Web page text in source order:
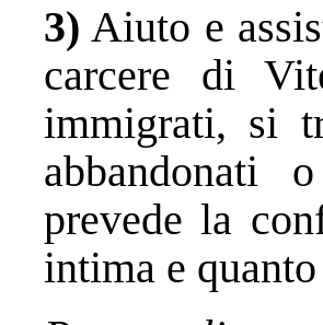
3) Aiuto e
carcere di
immigrati, si
abbandonati
prevede la
intima e